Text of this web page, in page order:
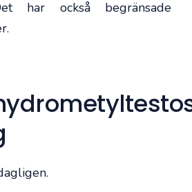
har också begränsade